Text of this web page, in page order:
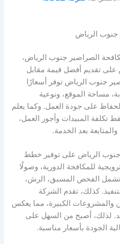
جنوب الرياض
الصراصير جنوب الرياض،
تقديم أفضل قيمة مقابل
جنوب الرياض توفر أسعارًا
مساحة الموقع، ونوعية
على جودة العمل. وكما يعلم
تكلفة المبيدات وأجور العمل،
بعد الخدمة.
الرياض على توفير خطط
للمكافحة الدورية، وصولًا
تشمل الفحص المسبق، الرش،
كذلك، تقدم الشركة
والمشروعات الكبيرة، مما يعكس
لذلك، أصبح من السهل على
الجودة بأسعار مناسبة.